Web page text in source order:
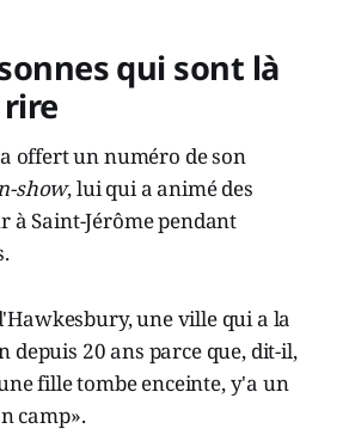
qui sont là
offert un numéro de son
show, lui qui a animé des
à Saint-Jérôme pendant
une ville qui a la
depuis 20 ans parce que, dit-il,
fille tombe enceinte, y'a un
camp».